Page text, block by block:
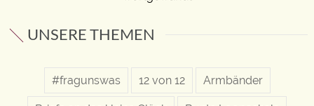
UNSERE THEMEN
#fragunswas 12 von 12 Armbänder